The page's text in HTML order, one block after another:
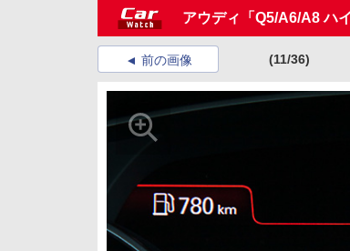
アウディ「Q5/A6/A8 ハ
前の画像 (11/36)